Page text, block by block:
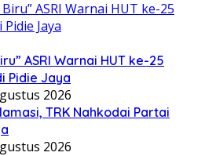
ASRI Warnai HUT ke-25
Pidie Jaya
2026
TRK Nahkodai Partai
2026